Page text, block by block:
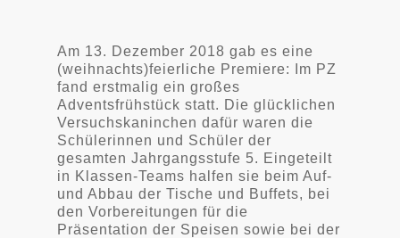
Am 13. Dezember 2018 gab es eine
(weihnachts)feierliche Premiere: Im PZ
fand erstmalig ein großes
Adventsfrühstück statt. Die glücklichen
Versuchskaninchen dafür waren die
Schülerinnen und Schüler der
gesamten Jahrgangsstufe 5. Eingeteilt
in Klassen-Teams halfen sie beim Auf-
und Abbau der Tische und Buffets, bei
den Vorbereitungen für die
Präsentation der Speisen sowie bei der